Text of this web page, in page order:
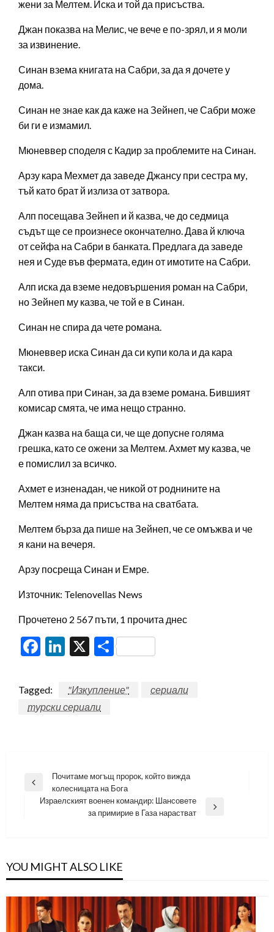
жени за Мелтем. Иска и той да присъства.
Джан показва на Мелис, че вече е по-зрял, и я моли
за извинение.
Синан взема книгата на Сабри, за да я дочете у
дома.
Синан не знае как да каже на Зейнеп, че Сабри може
би ги е измамил.
Мюневвер споделя с Кадир за проблемите на Синан.
Арзу кара Мехмет да заведе Джансу при сестра му,
тъй като брат й излиза от затвора.
Алп посещава Зейнеп и й казва, че до седмица
съдът ще се произнесе окончателно. Дава й ключа
от сейфа на Сабри в банката. Предлага да заведе
нея и Суде във фермата, един от имотите на Сабри.
Алп иска да вземе недовършения роман на Сабри,
но Зейнеп му казва, че той е в Синан.
Синан не спира да чете романа.
Мюневвер иска Синан да си купи кола и да кара
такси.
Алп отива при Синан, за да вземе романа. Бившият
комисар смята, че има нещо странно.
Джан казва на баща си, че ще допусне голяма
грешка, като се ожени за Мелтем. Ахмет му казва, че
е помислил за всичко.
Ахмет е изненадан, че никой от роднините на
Мелтем няма да присъства на сватбата.
Мелтем бърза да пише на Зейнеп, че се омъжва и че
я кани на вечеря.
Арзу посреща Синан и Емре.
Източник: Telenovellas News
Прочетено 2 567 пъти, 1 прочита днес
Facebook
LinkedIn
X Share
Tagged: "Изкупление"
сериали
турски сериали
Навигация
Previous
Почитаме могъщ пророк, който вижда
колесницата на Бога
Израелският военен командир: Шансовете
за примирие в Газа нарастват
YOU MIGHT ALSO LIKE